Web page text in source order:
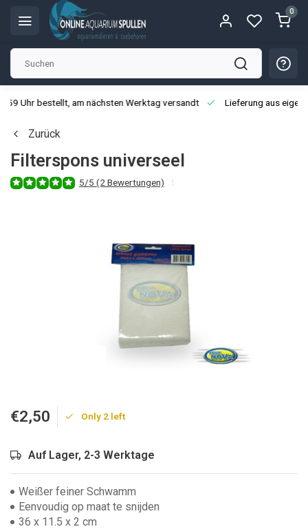
0
Uhr bestellt, am nächsten Werktag versandt Lieferung aus
Zurück
Filterspons universeel
5/5 (2 Bewertungen)
€2,50 Only 2 left
Auf Lager, 2-3 Werktage
Weißer feiner Schwamm
Eenvoudig op maat te snijden
36 x 11.5 x 2 cm